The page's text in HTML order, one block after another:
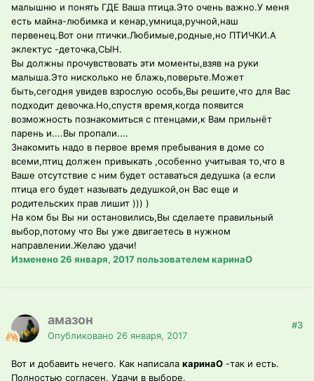
малышню и понять ГДЕ Ваша птица.Это очень важно.У меня
есть майна-любимка и кенар,умница,ручной,наш
первенец.Вот они птички.Любимые,родные,но ПТИЧКИ.А
эклектус -деточка,СЫН.
Вы должны прочувствовать эти моменты,взяв на руки
малыша.Это нисколько не блажь,поверьте.Может
быть,сегодня увидев взрослую особь,Вы решите,что для Вас
подходит девочка.Но,спустя время,когда появится
возможность познакомиться с птенцами,к Вам прильнёт
парень и....Вы пропали....
Знакомить надо в первое время пребывания в доме со
всеми,птиц должен привыкать ,особенно учитывая то,что в
Ваше отсутствие с ним будет оставаться дедушка (а если
птица его будет называть дедушкой,он Вас еще и
родительских прав лишит ))) )
На ком бы Вы ни остановились,Вы сделаете правильный
выбор,потому что Вы уже двигаетесь в нужном
направлении.Желаю удачи!
Изменено26 января, 2017 пользователем каринаО
амазон
Опубликовано 26 января, 2017
#3
Вот и добавить нечего. Как написала каринаО -так и есть.
Полностью согласен. Удачи в выборе.